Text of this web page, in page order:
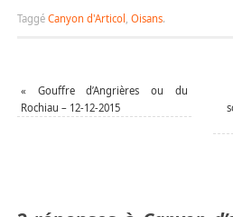
Taggé Canyon d'Articol , Oisans.
« Gouffre d’Angrières ou du
Rochiau – 12-12-2015